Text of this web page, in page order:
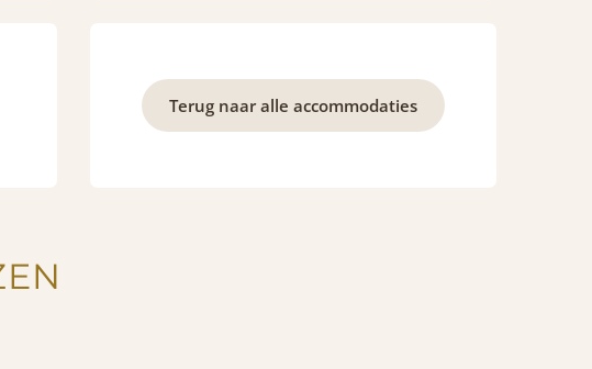
Terug naar alle accommodaties